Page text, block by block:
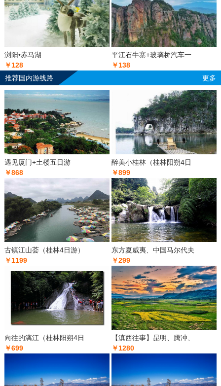
浏阳•赤马湖
￥128
平江石牛寨+玻璃桥汽车一
￥138
推荐国内游线路
更多
遇见厦门+土楼五日游
￥868
醉美小桂林（桂林阳朔4日
￥899
古镇江山荟（桂林4日游）
￥1199
东方夏威夷、中国马尔代夫
￥299
向往的漓江（桂林阳朔4日
￥699
【滇西往事】昆明、腾冲、
￥1280